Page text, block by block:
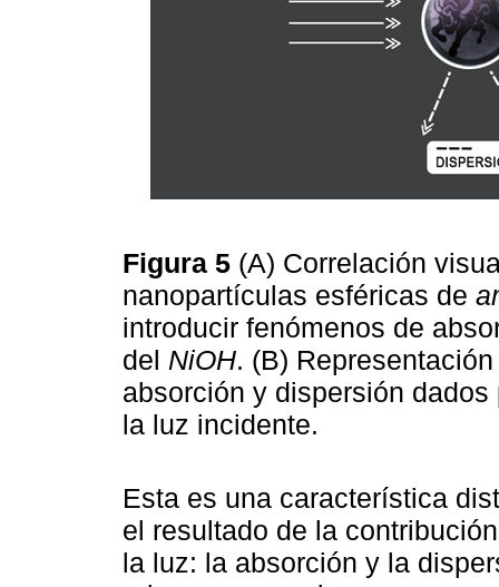
Figura 5 (A) Correlación
nanopartículas esféricas de
introducir fenómenos de
del NiOH. (B)
absorción y dispersión
la luz incidente.
Esta es una característica
el resultado de la
la luz: la absorción y la